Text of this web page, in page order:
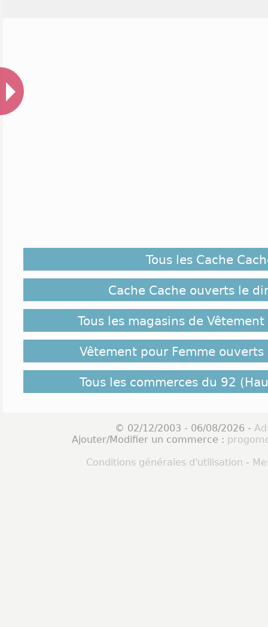
Tous les Cache
Cache Cache ouverts le
Tous les magasins de
Vêtement pour Femme
Tous les commerces du 92
© 02/12/2003 - 06/08/2026 -
Ajouter/Modifier un commerce :
Conditions générales d'utilisation -